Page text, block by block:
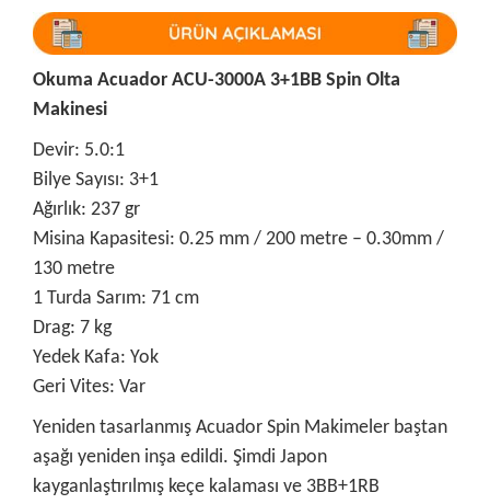
Okuma Acuador ACU-3000A 3+1BB Spin Olta
Makinesi
Devir: 5.0:1
Bilye Sayısı: 3+1
Ağırlık: 237 gr
Misina Kapasitesi: 0.25 mm / 200 metre – 0.30mm /
130 metre
1 Turda Sarım: 71 cm
Drag: 7 kg
Yedek Kafa: Yok
Geri Vites: Var
Yeniden tasarlanmış Acuador Spin Makimeler baştan
aşağı yeniden inşa edildi. Şimdi Japon
kayganlaştırılmış keçe kalaması ve 3BB+1RB